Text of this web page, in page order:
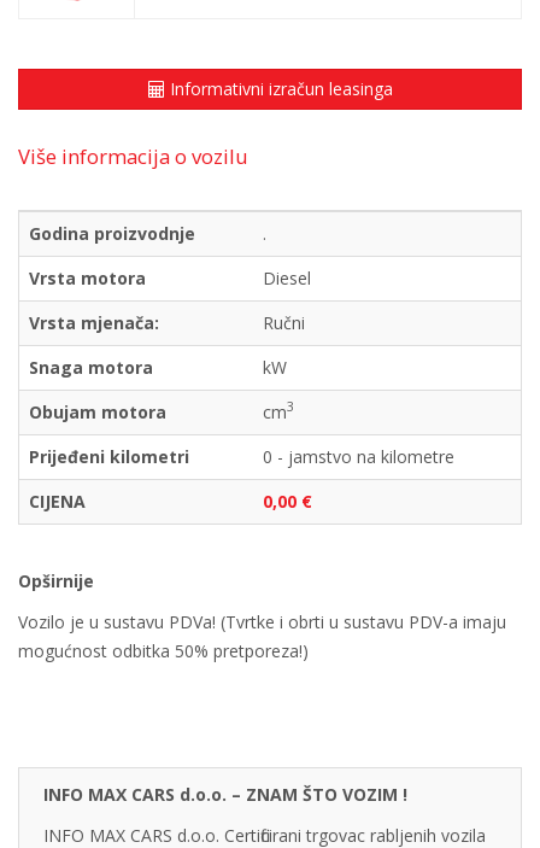
Informativni izračun leasinga
Više informacija o vozilu
Godina proizvodnje
.
Vrsta motora
Diesel
Vrsta mjenača:
Ručni
Snaga motora
kW
Obujam motora
cm3
Prijeđeni kilometri
0 - jamstvo na kilometre
CIJENA
0,00 €
Opširnije
Vozilo je u sustavu PDVa! (Tvrtke i obrti u sustavu PDV-a imaju
mogućnost odbitka 50% pretporeza!)
INFO MAX CARS d.o.o. – ZNAM ŠTO VOZIM !
INFO MAX CARS d.o.o. Certificirani trgovac rabljenih vozila